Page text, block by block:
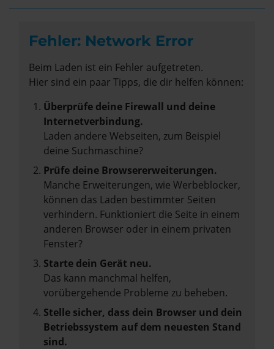
Fehler: Network Error
Beim Laden ist ein Fehler aufgetreten.
Hier sind ein paar Tipps, die dir helfen können:
Überprüfe deine Firewall und deine
Internetverbindung.
Laden andere Webseiten, zum Beispiel
deine Suchmaschine?
Prüfe deine Browsererweiterungen.
Manche Erweiterungen, wie Werbeblocker,
können das Laden bestimmter Seiten
verhindern. Funktioniert die Seite in einem
anderen Browser oder in einem privaten
Fenster?
Starte dein Gerät neu.
Das kann manchmal helfen,
vorübergehende Probleme zu beheben.
Stelle sicher, dass dein Browser und dein
Betriebssystem auf dem neuesten Stand
sind.